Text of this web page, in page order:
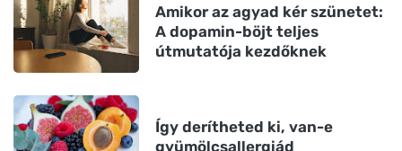
Amikor az agyad kér szünetet:
A dopamin-böjt teljes
útmutatója kezdőknek
Így derítheted ki, van-e
gyümölcsallergiád